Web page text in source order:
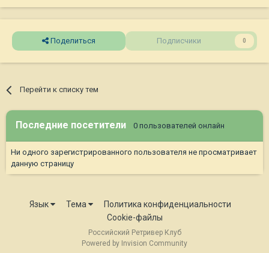
Поделиться Подписчики 0
Перейти к списку тем
Последние посетители 0 пользователей онлайн
Ни одного зарегистрированного пользователя не просматривает
данную страницу
Язык Тема
Политика конфиденциальности
Cookie-файлы
Российский Ретривер Клуб
Powered by Invision Community